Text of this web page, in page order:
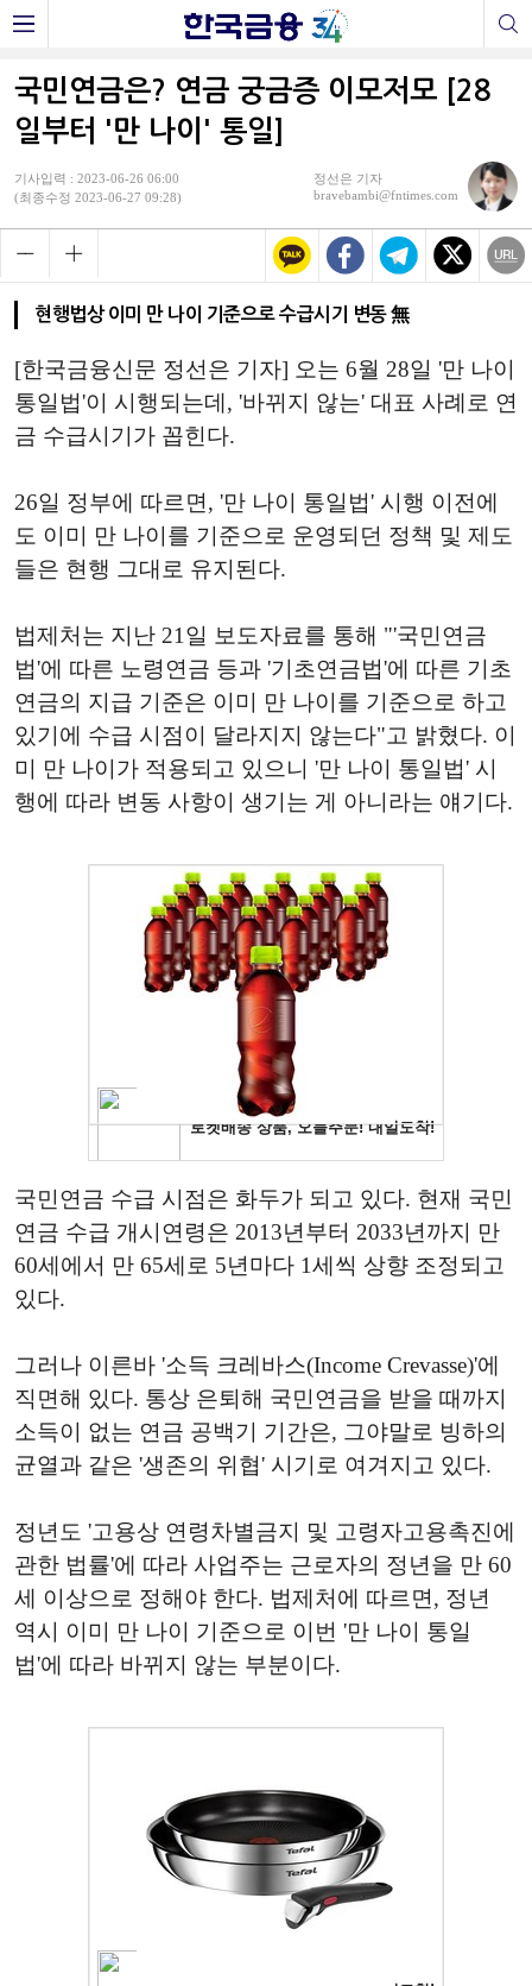
국민연금은? 연금 궁금증 이모저모 [28
일부터 '만 나이' 통일]
기사입력 : 2023-06-26 06:00
(최종수정 2023-06-27 09:28)
정선은 기자
bravebambi@fntimes.com
현행법상 이미 만 나이 기준으로 수급시기 변동 無
[한국금융신문 정선은 기자] 오는 6월 28일 '만 나이
통일법'이 시행되는데, '바뀌지 않는' 대표 사례로 연
금 수급시기가 꼽힌다.
26일 정부에 따르면, '만 나이 통일법' 시행 이전에
도 이미 만 나이를 기준으로 운영되던 정책 및 제도
들은 현행 그대로 유지된다.
법제처는 지난 21일 보도자료를 통해 "'국민연금
법'에 따른 노령연금 등과 '기초연금법'에 따른 기초
연금의 지급 기준은 이미 만 나이를 기준으로 하고
있기에 수급 시점이 달라지지 않는다"고 밝혔다. 이
미 만 나이가 적용되고 있으니 '만 나이 통일법' 시
행에 따라 변동 사항이 생기는 게 아니라는 얘기다.
국민연금 수급 시점은 화두가 되고 있다. 현재 국민
연금 수급 개시연령은 2013년부터 2033년까지 만
60세에서 만 65세로 5년마다 1세씩 상향 조정되고
있다.
그러나 이른바 '소득 크레바스(Income Crevasse)'에
직면해 있다. 통상 은퇴해 국민연금을 받을 때까지
소득이 없는 연금 공백기 기간은, 그야말로 빙하의
균열과 같은 '생존의 위협' 시기로 여겨지고 있다.
정년도 '고용상 연령차별금지 및 고령자고용촉진에
관한 법률'에 따라 사업주는 근로자의 정년을 만 60
세 이상으로 정해야 한다. 법제처에 따르면, 정년
역시 이미 만 나이 기준으로 이번 '만 나이 통일
법'에 따라 바뀌지 않는 부분이다.